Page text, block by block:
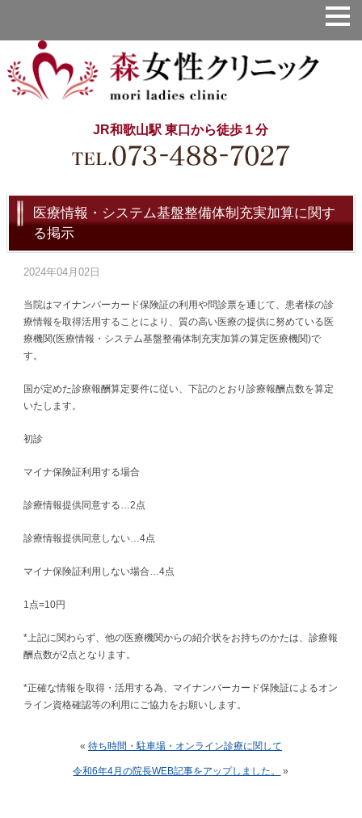
JR和歌山駅 東口から徒歩１分
医療情報・システム基盤整備体制充実加算に関す
る掲示
2024年04月02日
当院はマイナンバーカード保険証の利用や問診票を通じて、患者様の診
療情報を取得活用することにより、質の高い医療の提供に努めている医
療機関(医療情報・システム基盤整備体制充実加算の算定医療機関)で
す。
国が定めた診療報酬算定要件に従い、下記のとおり診療報酬点数を算定
いたします。
初診
マイナ保険証利用する場合
診療情報提供同意する…2点
診療情報提供同意しない…4点
マイナ保険証利用しない場合…4点
1点=10円
*上記に関わらず、他の医療機関からの紹介状をお持ちのかたは、診療報
酬点数が2点となります。
*正確な情報を取得・活用する為、マイナンバーカード保険証によるオン
ライン資格確認等の利用にご協力をお願いします。
« 待ち時間・駐車場・オンライン診療に関して
令和6年4月の院長WEB記事をアップしました。 »